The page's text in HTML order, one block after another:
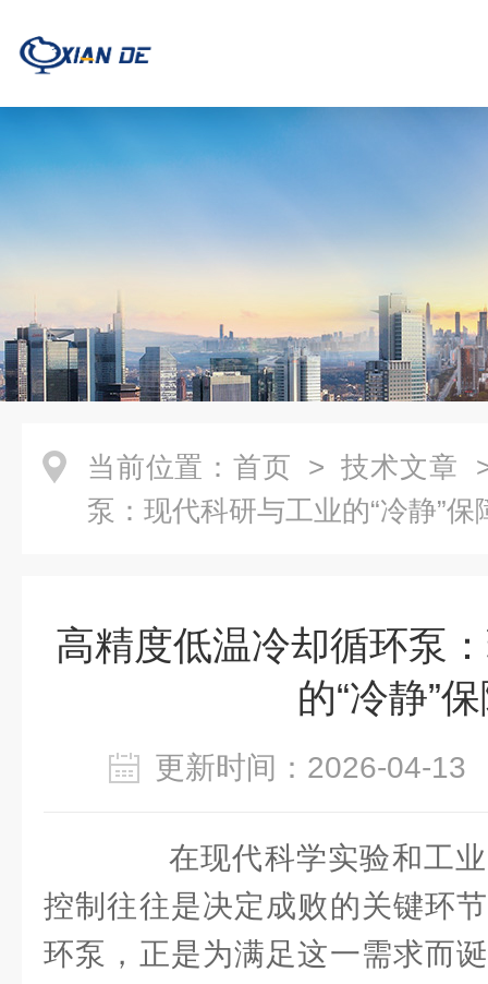
当前位置： 首页 > 技术文章
泵：现代科研与工业的“冷静”保
高精度低温冷却循环泵
的“冷静”
更新时间：2026-04-
在现代科学实验和工业
控制往往是决定成败的关键环
环泵，正是为满足这一需求而